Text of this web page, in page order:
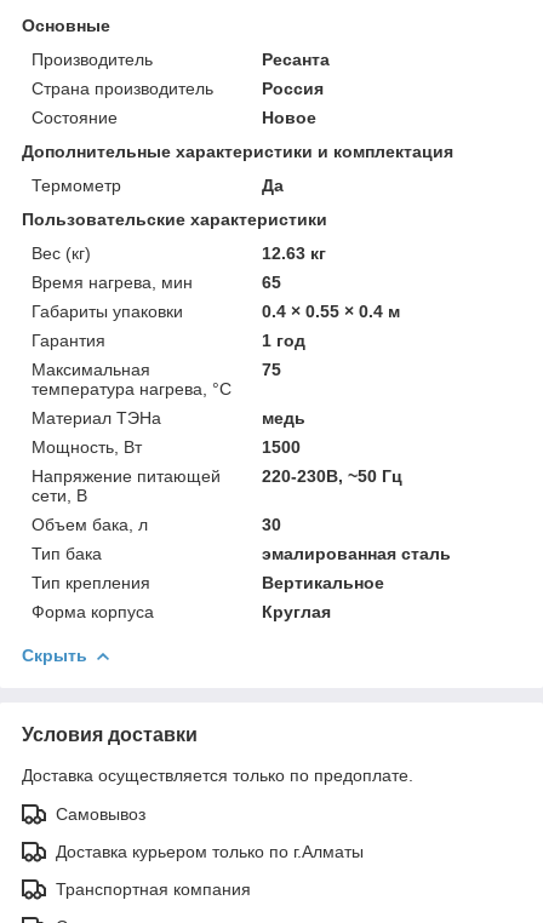
Основные
Производитель
Ресанта
Страна производитель
Россия
Состояние
Новое
Дополнительные характеристики и комплектация
Термометр
Да
Пользовательские характеристики
Вес (кг)
12.63 кг
Время нагрева, мин
65
Габариты упаковки
0.4 × 0.55 × 0.4 м
Гарантия
1 год
Максимальная
температура нагрева, °С
75
Материал ТЭНа
медь
Мощность, Вт
1500
Напряжение питающей
сети, В
220-230В, ~50 Гц
Объем бака, л
30
Тип бака
эмалированная сталь
Тип крепления
Вертикальное
Форма корпуса
Круглая
Скрыть
Условия доставки
Доставка осуществляется только по предоплате.
Самовывоз
Доставка курьером только по г.Алматы
Транспортная компания